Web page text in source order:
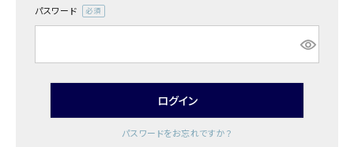
パスワード
(必
ログイン
パスワードをお忘れですか？